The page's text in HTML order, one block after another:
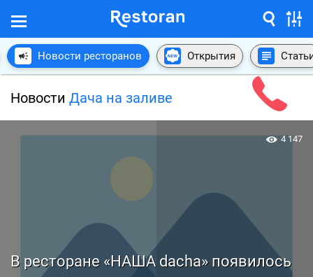
Новости ресторанов Открытия
Новости Дача на заливе
В ресторане «НАША dacha» появилось
4 147